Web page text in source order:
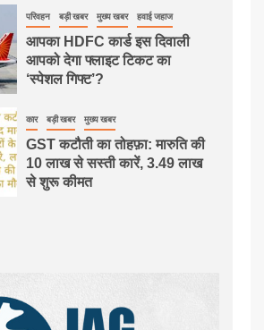
परिवहन बड़ी खबर मुख्य खबर हवाई जहाज
आपका HDFC कार्ड इस दिवाली
आपको देगा फ्लाइट टिकट का
‘स्पेशल गिफ्ट’?
कार बड़ी खबर मुख्य खबर
GST कटौती का तोहफ़ा: मारुति की
10 लाख से सस्ती कारें, 3.49 लाख
से शुरू कीमत